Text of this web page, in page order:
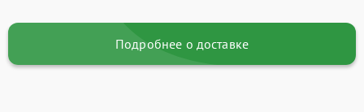
Подробнее о доставке